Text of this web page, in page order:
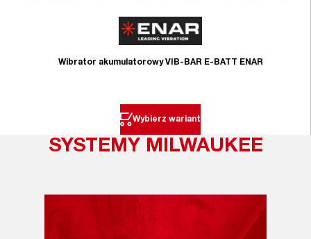
Wibrator akumulatorowy VIB-BAR E-BATT ENAR
Wybierz wariant
SYSTEMY MILWAUKEE